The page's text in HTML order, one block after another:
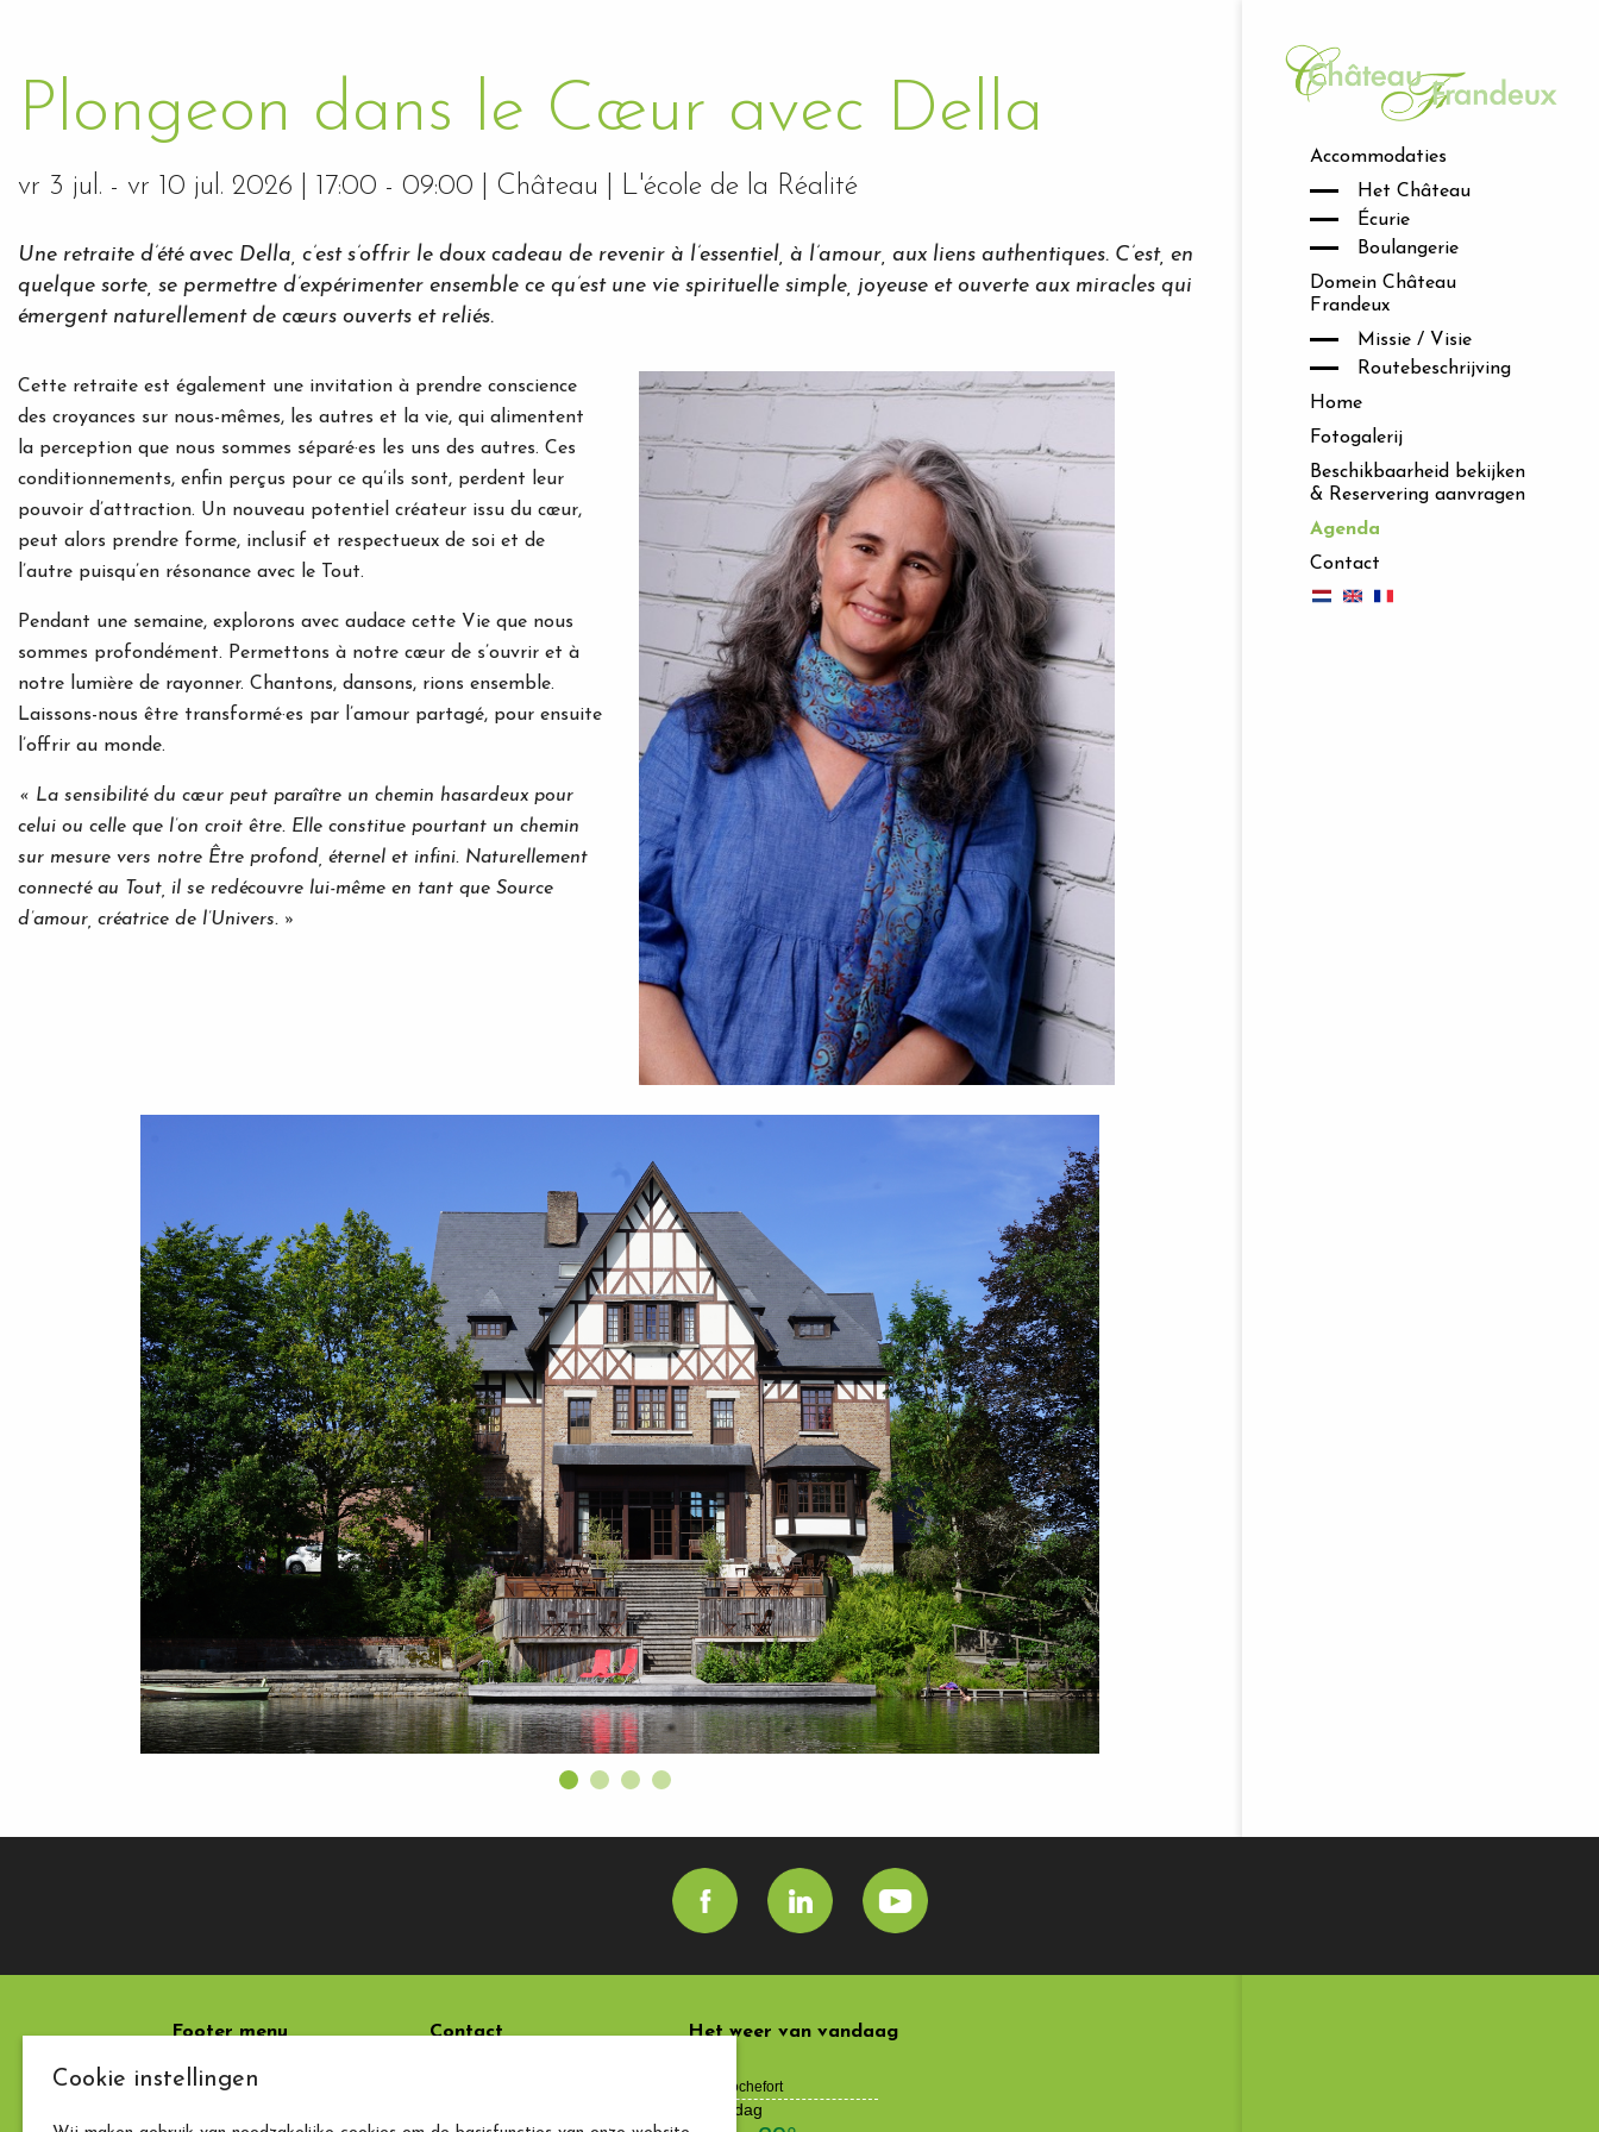
Plongeon dans le Cœur avec Della
vr 3 jul. - vr 10 jul. 2026 | 17:00 - 09:00 | Château | L'école de la Réalité
Une retraite d’été avec Della, c’est s’offrir le doux cadeau de revenir à l’essentiel, à l’amour, aux liens authentiques. C’est, en
quelque sorte, se permettre d’expérimenter ensemble ce qu’est une vie spirituelle simple, joyeuse et ouverte aux miracles qui
émergent naturellement de cœurs ouverts et reliés.
Cette retraite est également une invitation à prendre conscience
des croyances sur nous-mêmes, les autres et la vie, qui alimentent
la perception que nous sommes séparé·es les uns des autres. Ces
conditionnements, enfin perçus pour ce qu’ils sont, perdent leur
pouvoir d’attraction. Un nouveau potentiel créateur issu du cœur,
peut alors prendre forme, inclusif et respectueux de soi et de
l’autre puisqu’en résonance avec le Tout.
Pendant une semaine, explorons avec audace cette Vie que nous
sommes profondément. Permettons à notre cœur de s’ouvrir et à
notre lumière de rayonner. Chantons, dansons, rions ensemble.
Laissons-nous être transformé·es par l’amour partagé, pour ensuite
l’offrir au monde.
« La sensibilité du cœur peut paraître un chemin hasardeux pour
celui ou celle que l’on croit être. Elle constitue pourtant un chemin
sur mesure vers notre Être profond, éternel et infini. Naturellement
connecté au Tout, il se redécouvre lui-même en tant que Source
d’amour, créatrice de l’Univers. »
Accommodaties
Het Château
Écurie
Boulangerie
Domein Château
Frandeux
Missie / Visie
Routebeschrijving
Home
Fotogalerij
Beschikbaarheid bekijken
& Reservering aanvragen
Agenda
Contact
Footer menu
Laatste nieuws
Contact Het weer van vandaag
Cookie instellingen